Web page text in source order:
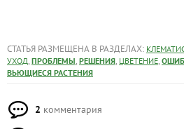
СТАТЬЯ РАЗМЕЩЕНА В РАЗДЕЛАХ:
УХОД, ПРОБЛЕМЫ, РЕШЕНИЯ, ЦВЕТЕНИЕ,
ВЬЮЩИЕСЯ РАСТЕНИЯ
2 комментария